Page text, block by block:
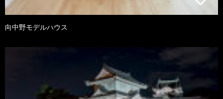
向中野モデルハウス